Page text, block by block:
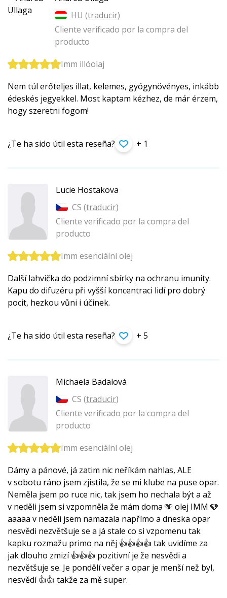
HU (traducir)
Cliente verificado por la compra del
producto
Imm illóolaj
Nem túl erőteljes illat, kelemes, gyógynövényes, inkább
édeskés jegyekkel. Most kaptam kézhez, de már érzem,
hogy szeretni fogom!
¿Te ha sido útil esta reseña? + 1
Lucie Hostakova
CS (traducir)
Cliente verificado por la compra del
producto
Imm esenciální olej
Další lahvička do podzimní sbírky na ochranu imunity.
Kapu do difuzéru při vyšší koncentraci lidí pro dobrý
pocit, hezkou vůni i účinek.
¿Te ha sido útil esta reseña? + 5
Michaela Badalová
CS (traducir)
Cliente verificado por la compra del
producto
Imm esenciální olej
Dámy a pánové, já zatim nic neříkám nahlas, ALE
v sobotu ráno jsem zjistila, že se mi klube na puse opar.
Neměla jsem po ruce nic, tak jsem ho nechala být a až
v neděli jsem si vzpomněla že mám doma 🩵 olej IMM 🩵
aaaaa v neděli jsem namazala napřímo a dneska opar
nesvědi nezvětšuje se a já stale co si vzpomenu tak
kapku rozmažu primo na něj 👍👍👍👍 tak uvidíme za
jak dlouho zmizí 👍👍👍 pozitivní je že nesvědi a
nezvětšuje se. Je pondělí večer a opar je menší než byl,
nesvědí 👍👍 takže za mě super.